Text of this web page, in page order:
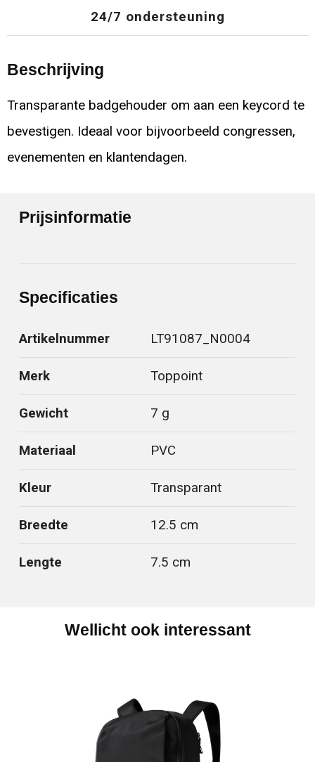
24/7 ondersteuning
Beschrijving
Transparante badgehouder om aan een keycord te
bevestigen. Ideaal voor bijvoorbeeld congressen,
evenementen en klantendagen.
Prijsinformatie
Specificaties
Artikelnummer LT91087_N0004
Merk Toppoint
Gewicht 7 g
Materiaal PVC
Kleur Transparant
Breedte 12.5 cm
Lengte 7.5 cm
Wellicht ook interessant